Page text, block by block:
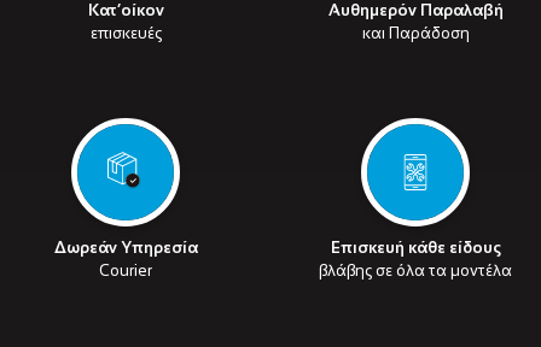
Κατ’οίκον
επισκευές
Αυθημερόν Παραλαβή
και Παράδοση
Δωρεάν Υπηρεσία
Courier
Επισκευή κάθε είδους
βλάβης σε όλα τα μοντέλα